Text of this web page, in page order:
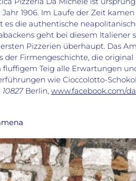
1906. Im Laufe der Zeit
es die authentische
geht bei diesem Italiener
Pizzerien überhaupt. Das
der Firmengeschichte, die
fluffigem Teig alle Erwartungen
wie Cioccolotto-
Berlin, www.facebook.com/